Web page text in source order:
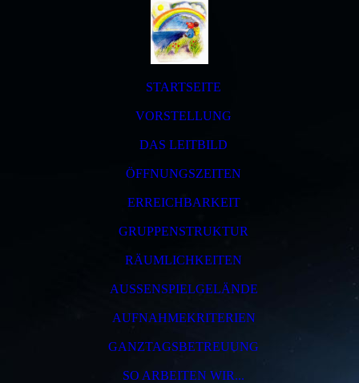
STARTSEITE
VORSTELLUNG
DAS LEITBILD
ÖFFNUNGSZEITEN
ERREICHBARKEIT
GRUPPENSTRUKTUR
RÄUMLICHKEITEN
AUSSENSPIELGELÄNDE
AUFNAHMEKRITERIEN
GANZTAGSBETREUUNG
SO ARBEITEN WIR...